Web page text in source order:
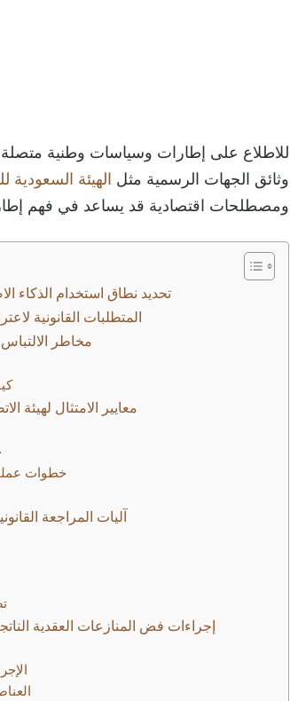
للاطلاع على إطارات وسياسات وطنية متصلة
وثائق الجهات الرسمية مثل الهيئة السعودية
ومصطلحات اقتصادية قد يساعد في فهم
تحديد نطاق استخدام الذكاء
المتطلبات القانونية
مخاطر الالتباس
معايير الامتثال لهيئة
خطوات
آليات المراجعة
إجراءات فض المنازعات العقدية